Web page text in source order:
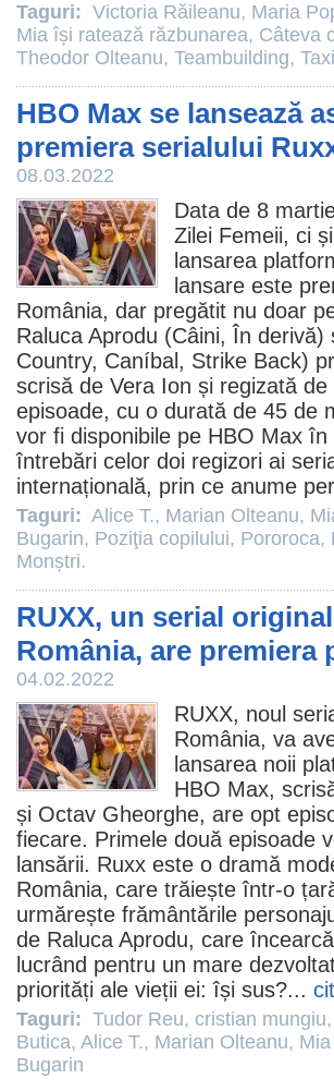
Taguri: Victoria Răileanu, Maria
Mia își ratează răzbunarea, Câteva
Theodor Olteanu, Teambuilding,
HBO Max se lansează
premiera serialului
08.03.2022
Data de 8
Zilei Femeii, ci
lansarea
lansare este
România, dar pregătit nu doar
Raluca Aprodu (Câini, În derivă)
Country, Caníbal , Strike Back)
scrisă de Vera Ion și regizată de
episoade, cu o durată de 45 de
vor fi disponibile pe HBO Max în
întrebări celor doi regizori ai
internațională, prin ce anume
Taguri: Alice T., Marian Olteanu,
Bugarin, Poziţia copilului, Pororoca,
Monștri.
RUXX, un serial
România, are premiera
04.02.2022
RUXX, noul
România, va
lansarea noii
HBO Max,
și Octav Gheorghe, are opt
fiecare. Primele două episoade
lansării. Ruxx este o dramă
România, care trăiește într-o
urmărește frământările
de Raluca Aprodu, care
lucrând pentru un mare
priorități ale vieții ei: își sus?...
Taguri: Tudor Reu, cristian mungiu,
Butica, Alice T., Marian Olteanu,
Bugarin